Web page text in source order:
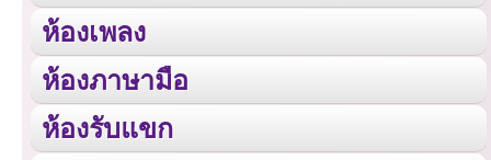
ห้องเพลง
ห้องภาษามือ
ห้องรับแขก